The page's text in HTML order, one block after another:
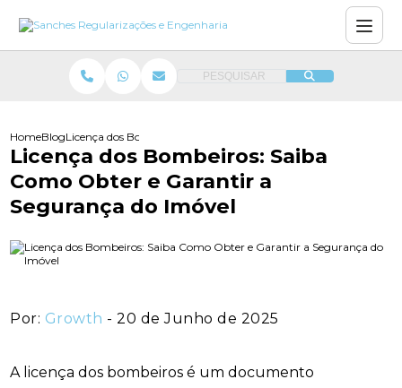
PESQUISAR
HomeBlogLicença dos Bombeiros: Saiba Como Obter e Garantir a
Licença dos Bombeiros: Saiba
Como Obter e Garantir a
Segurança do Imóvel
Por: Growth - 20 de Junho de 2025
A licença dos bombeiros é um documento